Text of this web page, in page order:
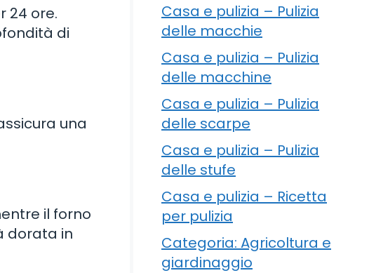
24 ore.
di
una
il forno
dorata in
Casa e pulizia – Pulizia
delle macchie
Casa e pulizia – Pulizia
delle macchine
Casa e pulizia – Pulizia
delle scarpe
Casa e pulizia – Pulizia
delle stufe
Casa e pulizia – Ricetta
per pulizia
Categoria: Agricoltura e
giardinaggio